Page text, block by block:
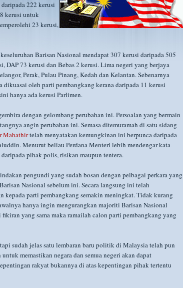
222 kerusi
kerusi untuk
23 kerusi,
Barisan Nasional mendapat 307 kerusi daripada 505
DAP 73 kerusi dan Bebas 2 kerusi. Lima negeri yang berjaya
Perak, Pulau Pinang, Kedah dan Kelantan. Sebenarnya
oleh parti pembangkang kerana daripada 11 kerusi
hanya ada kerusi Parlimen.
dengan gelombang perubahan ini. Persoalan yang bermain
angin perubahan ini. Semasa ditemuramah di satu sidang
Mahathirtelah menyatakan kemungkinan ini berpunca daripada
Menurut beliau Perdana Menteri lebih mendengar kata-
pihak polis, risikan maupun tentera.
pengundi yang sudah bosan dengan pelbagai perkara yang
Nasional sebelum ini. Secara langsung ini telah
kepada parti pembangkang semakin meningkat. Tidak kurang
hanya ingin mengurangkan majoriti Barisan Nasional
yang sama maka ramailah calon parti pembangkang yang
sudah jelas satu lembaran baru politik di Malaysia telah pun
memastikan negara dan semua negeri akan dapat
rakyat bukannya di atas kepentingan pihak tertentu